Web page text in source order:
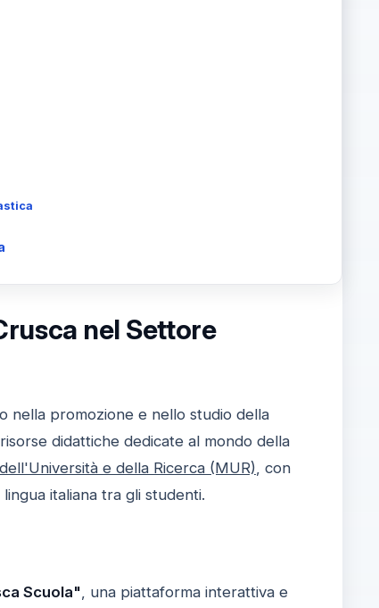
nel Settore
nella promozione e nello studio della
didattiche dedicate al mondo della
e della Ricerca (MUR) , con
italiana tra gli studenti.
Scuola" , una piattaforma interattiva e